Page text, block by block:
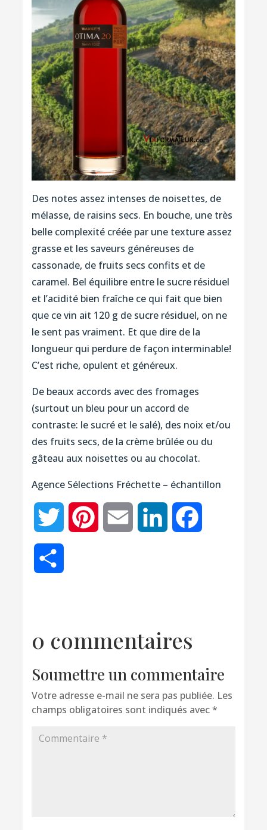
Des notes assez intenses de noisettes, de
mélasse, de raisins secs. En bouche, une très
belle complexité créée par une texture assez
grasse et les saveurs généreuses de
cassonade, de fruits secs confits et de
caramel. Bel équilibre entre le sucre résiduel
et l’acidité bien fraîche ce qui fait que bien
que ce vin ait 120 g de sucre résiduel, on ne
le sent pas vraiment. Et que dire de la
longueur qui perdure de façon interminable!
C’est riche, opulent et généreux.
De beaux accords avec des fromages
(surtout un bleu pour un accord de
contraste: le sucré et le salé), des noix et/ou
des fruits secs, de la crème brûlée ou du
gâteau aux noisettes ou au chocolat.
Agence Sélections Fréchette – échantillon
Twitter Pinterest Email LinkedIn
0 commentaires
Soumettre un commentaire
Votre adresse e-mail ne sera pas publiée. Les
champs obligatoires sont indiqués avec*